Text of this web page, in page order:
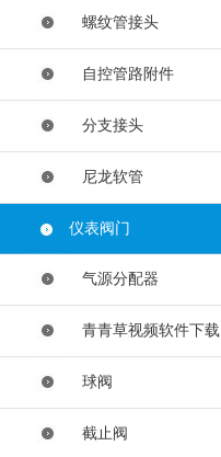
螺纹管接头
自控管路附件
分支接头
尼龙软管
仪表阀门
气源分配器
青青草视频软件下载
球阀
截止阀